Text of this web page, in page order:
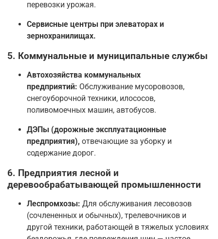
перевозки урожая.
Сервисные центры при элеваторах и
зернохранилищах.
5. Коммунальные и муниципальные службы
Автохозяйства коммунальных
предприятий: Обслуживание мусоровозов,
снегоуборочной техники, илососов,
поливомоечных машин, автобусов.
ДЭПы (дорожные эксплуатационные
предприятия), отвечающие за уборку и
содержание дорог.
6. Предприятия лесной и
деревообрабатывающей промышленности
Леспромхозы: Для обслуживания лесовозов
(сочлененных и обычных), трелевочников и
другой техники, работающей в тяжелых условиях